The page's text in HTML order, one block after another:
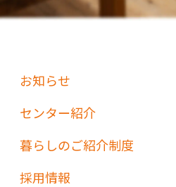
お知らせ
センター紹介
暮らしのご紹介制度
採用情報